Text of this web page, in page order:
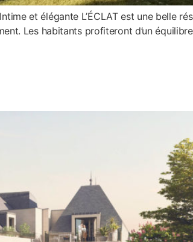
et élégante L’ÉCLAT est une belle
Les habitants profiteront d’un équilibre